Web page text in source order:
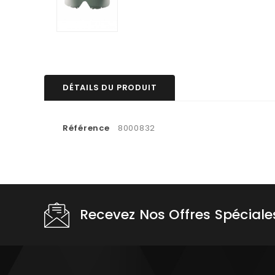
DÉTAILS DU PRODUIT
Référence 8000832
Recevez Nos Offres